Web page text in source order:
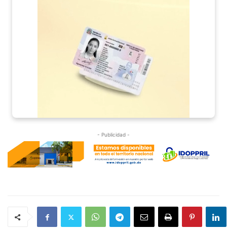
- Publicidad -